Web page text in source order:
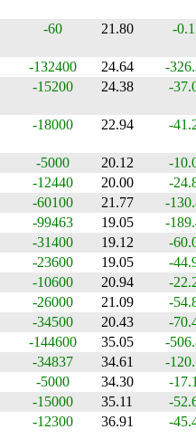
-60 21.80 -
-132400 24.64
-
-15200 24.38 -
-18000 22.94 -
-5000 20.12
-
-12440 20.00
-
-60100 21.77
-
-99463 19.05
-
-31400 19.12
-
-23600 19.05
-
-10600 20.94
-
-26000 21.09
-
-34500 20.43
-
-144600 35.05
-
-34837 34.61
-
-5000 34.30
-
-15000 35.11
-
-12300 36.91 -